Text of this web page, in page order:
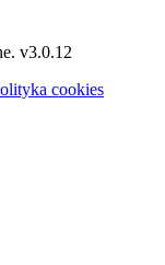
v3.0.12
cookies